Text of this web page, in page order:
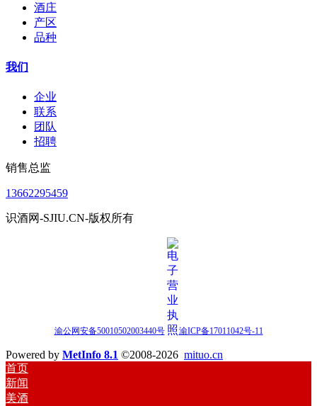
酒庄
产区
品种
我们
企业
联系
团队
招聘
销售总监
13662295459
识酒网-SJIU.CN-版权所有
渝公网安备50010502003440号 渝ICP备17011042号-11
Powered by MetInfo 8.1 ©2008-2026 mituo.cn
首页
新闻
美酒